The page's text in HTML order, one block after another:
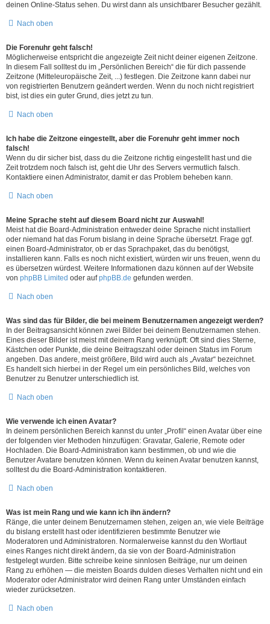
deinen Online-Status sehen. Du wirst dann als unsichtbarer Besucher gezählt.
Nach oben
Die Forenuhr geht falsch!
Möglicherweise entspricht die angezeigte Zeit nicht deiner eigenen Zeitzone.
In diesem Fall solltest du im „Persönlichen Bereich“ die für dich passende
Zeitzone (Mitteleuropäische Zeit, ...) festlegen. Die Zeitzone kann dabei nur
von registrierten Benutzern geändert werden. Wenn du noch nicht registriert
bist, ist dies ein guter Grund, dies jetzt zu tun.
Nach oben
Ich habe die Zeitzone eingestellt, aber die Forenuhr geht immer noch
falsch!
Wenn du dir sicher bist, dass du die Zeitzone richtig eingestellt hast und die
Zeit trotzdem noch falsch ist, geht die Uhr des Servers vermutlich falsch.
Kontaktiere einen Administrator, damit er das Problem beheben kann.
Nach oben
Meine Sprache steht auf diesem Board nicht zur Auswahl!
Meist hat die Board-Administration entweder deine Sprache nicht installiert
oder niemand hat das Forum bislang in deine Sprache übersetzt. Frage ggf.
einen Board-Administrator, ob er das Sprachpaket, das du benötigst,
installieren kann. Falls es noch nicht existiert, würden wir uns freuen, wenn du
es übersetzen würdest. Weitere Informationen dazu können auf der Website
von phpBB Limited oder aufphpBB.de gefunden werden.
Nach oben
Was sind das für Bilder, die bei meinem Benutzernamen angezeigt werden?
In der Beitragsansicht können zwei Bilder bei deinem Benutzernamen stehen.
Eines dieser Bilder ist meist mit deinem Rang verknüpft: Oft sind dies Sterne,
Kästchen oder Punkte, die deine Beitragszahl oder deinen Status im Forum
angeben. Das andere, meist größere, Bild wird auch als „Avatar“ bezeichnet.
Es handelt sich hierbei in der Regel um ein persönliches Bild, welches von
Benutzer zu Benutzer unterschiedlich ist.
Nach oben
Wie verwende ich einen Avatar?
In deinem persönlichen Bereich kannst du unter „Profil“ einen Avatar über eine
der folgenden vier Methoden hinzufügen: Gravatar, Galerie, Remote oder
Hochladen. Die Board-Administration kann bestimmen, ob und wie die
Benutzer Avatare benutzen können. Wenn du keinen Avatar benutzen kannst,
solltest du die Board-Administration kontaktieren.
Nach oben
Was ist mein Rang und wie kann ich ihn ändern?
Ränge, die unter deinem Benutzernamen stehen, zeigen an, wie viele Beiträge
du bislang erstellt hast oder identifizieren bestimmte Benutzer wie
Moderatoren und Administratoren. Normalerweise kannst du den Wortlaut
eines Ranges nicht direkt ändern, da sie von der Board-Administration
festgelegt wurden. Bitte schreibe keine sinnlosen Beiträge, nur um deinen
Rang zu erhöhen — die meisten Boards dulden dieses Verhalten nicht und ein
Moderator oder Administrator wird deinen Rang unter Umständen einfach
wieder zurücksetzen.
Nach oben